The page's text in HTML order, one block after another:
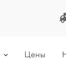
Цены